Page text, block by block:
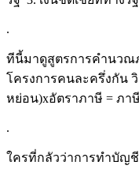
.
ทีนี้มาดูสูตรการคำนวณ
โครงการคนละครึ่งกัน
หย่อน)xอัตราภาษี = ภา
.
ใครที่กลัวว่าการทำบัญ